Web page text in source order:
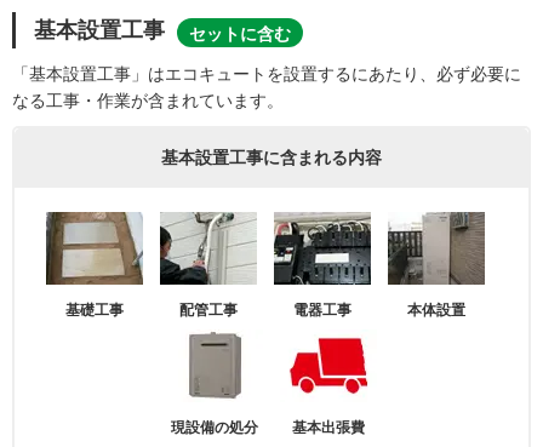
基本設置工事 セットに含む
「基本設置工事」はエコキュートを設置するにあたり、必ず必要に
なる工事・作業が含まれています。
基本設置工事に含まれる内容
基礎工事 配管工事 電器工事 本体設置
現設備の処分 基本出張費